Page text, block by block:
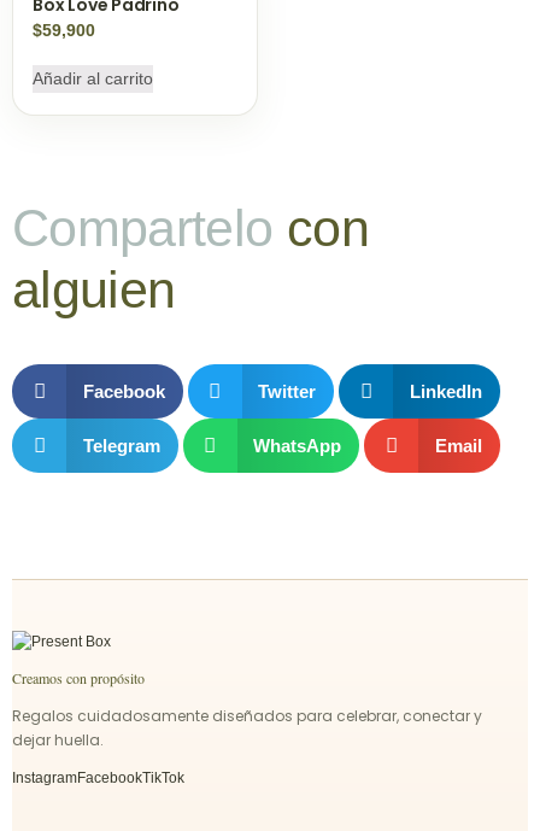
Box Love Padrino
$59,900
Añadir al carrito
Compartelo con
alguien
Facebook Twitter LinkedIn
Telegram WhatsApp Email
Creamos con propósito
Regalos cuidadosamente diseñados para celebrar, conectar y
dejar huella.
InstagramFacebookTikTok